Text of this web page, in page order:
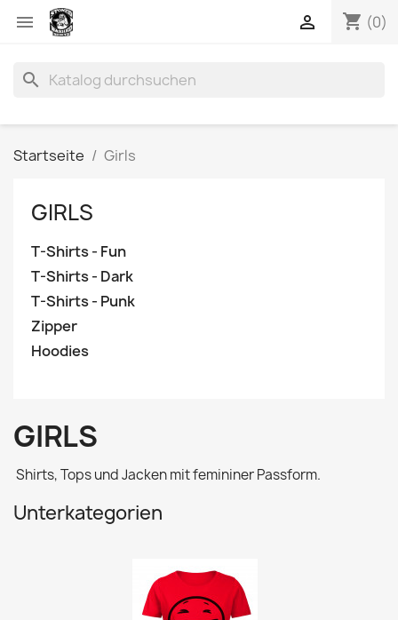
 shopping_cart (0)

search
Startseite Girls
GIRLS
T-Shirts - Fun
T-Shirts - Dark
T-Shirts - Punk
Zipper
Hoodies
GIRLS
Shirts, Tops und Jacken mit femininer Passform.
Unterkategorien